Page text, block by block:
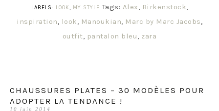
LABELS:
LOOK, MY STYLE Tags: Alex, Birkenstock,
inspiration, look, Manoukian, Marc by Marc Jacobs,
outfit, pantalon bleu, zara
CHAUSSURES PLATES – 30 MODÈLES POUR
ADOPTER LA TENDANCE !
10 juin 2014